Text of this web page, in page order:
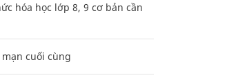
hóa học lớp 8, 9 cơ bản cần
cuối cùng